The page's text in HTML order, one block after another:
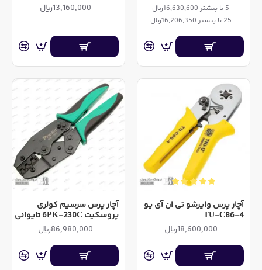
5 یا بیشتر 16,630,600ریال
25 یا بیشتر 16,206,350ریال
13,160,000ریال
آچار پرس وایرشو تی ان آی یو
TU-C86-4
18,600,000ریال
آچار پرس سرسیم کولری
پروسکیت 6PK-230C تایوانی
86,980,000ریال